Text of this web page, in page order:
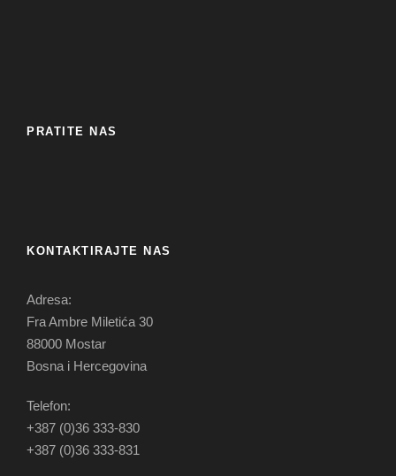
PRATITE NAS
KONTAKTIRAJTE NAS
Adresa:
Fra Ambre Miletića 30
88000 Mostar
Bosna i Hercegovina
Telefon:
+387 (0)36 333-830
+387 (0)36 333-831